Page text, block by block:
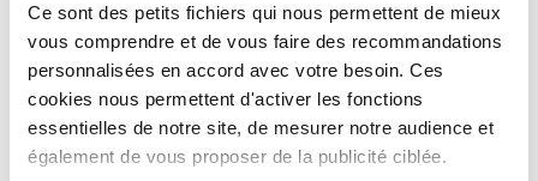
Ce sont des petits fichiers qui nous permettent de mieux
vous comprendre et de vous faire des recommandations
personnalisées en accord avec votre besoin. Ces
cookies nous permettent d'activer les fonctions
essentielles de notre site, de mesurer notre audience et
également de vous proposer de la publicité ciblée.
CARACTÉRISTIQUES :
Couleurs disponibles :
blanc/Anthracite
Taille(LxH) : 100 x 210 cm, recoupable lors du montage
Composition de la toile :fibre de verre extrêmement
résistante
Profondeur de montage nécessaire : seulement 1,6 cm
Garantie : 5 ans sur le cadre moustiquaire aluminium